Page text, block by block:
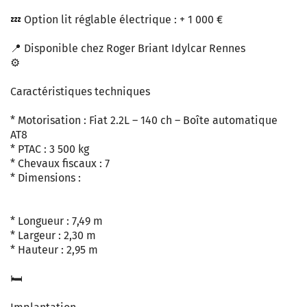
💤 Option lit réglable électrique : + 1 000 €
📍 Disponible chez Roger Briant Idylcar Rennes
⚙️
Caractéristiques techniques
* Motorisation : Fiat 2.2L – 140 ch – Boîte automatique
AT8
* PTAC : 3 500 kg
* Chevaux fiscaux : 7
* Dimensions :
* Longueur : 7,49 m
* Largeur : 2,30 m
* Hauteur : 2,95 m
🛏️